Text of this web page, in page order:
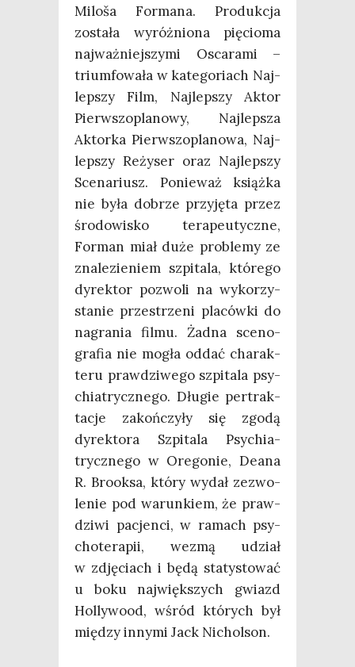
Milo­ša For­ma­na. Pro­duk­cja
zosta­ła wyróż­nio­na pię­cio­ma
naj­waż­niej­szy­mi Osca­ra­mi –
trium­fo­wa­ła w kate­go­riach Naj­
lep­szy Film, Naj­lep­szy Aktor
Pierw­szo­pla­no­wy, Naj­lep­sza
Aktor­ka Pierw­szo­pla­no­wa, Naj­
lep­szy Reży­ser oraz Naj­lep­szy
Sce­na­riusz. Ponie­waż książ­ka
nie była dobrze przy­ję­ta przez
śro­do­wi­sko tera­peu­tycz­ne,
For­man miał duże pro­ble­my ze
zna­le­zie­niem szpi­ta­la, któ­re­go
dyrek­tor pozwo­li na wyko­rzy­
sta­nie prze­strze­ni pla­ców­ki do
nagra­nia fil­mu. Żad­na sce­no­
gra­fia nie mogła oddać cha­rak­
te­ru praw­dzi­we­go szpi­ta­la psy­
chia­trycz­ne­go. Dłu­gie per­trak­
ta­cje zakoń­czy­ły się zgo­dą
dyrek­to­ra Szpi­ta­la Psy­chia­
trycz­ne­go w Ore­go­nie, Deana
R. Bro­ok­sa, któ­ry wydał zezwo­
le­nie pod warun­kiem, że praw­
dzi­wi pacjen­ci, w ramach psy­
cho­te­ra­pii, wezmą udział
w zdję­ciach i będą sta­ty­sto­wać
u boku naj­więk­szych gwiazd
Hol­ly­wo­od, wśród któ­rych był
mię­dzy inny­mi Jack Nicholson.